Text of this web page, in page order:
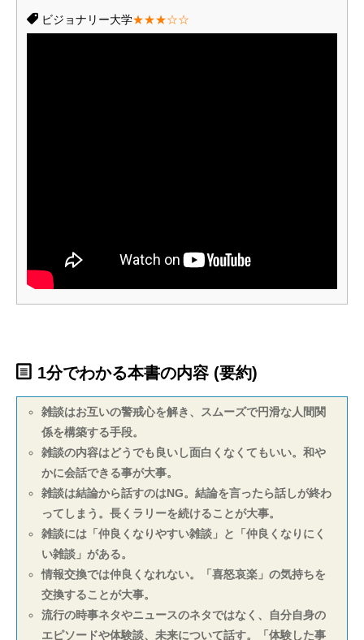
ビジョナリー大学★★★☆☆
1分でわかる本書の内容 (要約)
雑談はお互いの警戒心を解き、スムーズで円滑な人間関
係を構築する手段。
雑談の内容はどうでも良いし面白くなくてもいい。和や
かに会話できる事が大事。
雑談は結論から話すのはNG。結論を言ったら話しが終わ
ってしまう。長くラリーを続けることが大事。
雑談には「仲良くなりやすい雑談」と「仲良くなりにく
い雑談」がある。
情報交換では仲良くなれない。「喜怒哀楽」の気持ちを
交換することが大事。
流行の時事ネタやニュースのネタではなく、自分自身の
エピソードや体験談、未来について話す。「体験した事